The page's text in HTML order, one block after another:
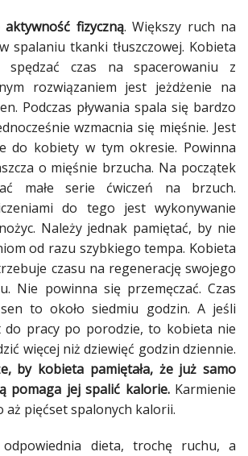
fizyczną. Większy ruch na
w spalaniu tkanki tłuszczowej. Kobieta
czas na spacerowaniu z
rozwiązaniem jest jeżdżenie na
Podczas pływania spala się bardzo
wzmacnia się mięśnie. Jest
do kobiety w tymokresie. Powinna
o mięśnie brzucha. Na początek
małe serie ćwiczeń na brzuch.
do tego jest wykonywanie
Należy jednak pamiętać, by nie
od razu szybkiego tempa. Kobieta
czasu na regenerację swojego
Nie powinna się przemęczać. Czas
to około siedmiu godzin. A jeśli
do pracypo porodzie, to kobieta nie
więcej niż dziewięć godzin dziennie.
by kobieta pamiętała, że już samo
pomaga jej spalić kalorie.Karmienie
aż pięćset spalonych kalorii.
dieta, trochę ruchu, a